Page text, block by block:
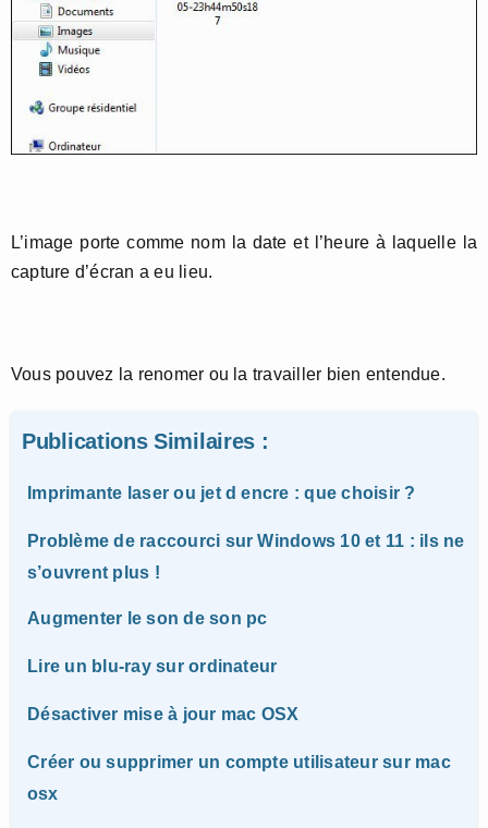
L’image porte comme nom la date et l’heure à laquelle la
capture d’écran a eu lieu.
Vous pouvez la renomer ou la travailler bien entendue.
Publications Similaires :
Imprimante laser ou jet d encre : que choisir ?
Problème de raccourci sur Windows 10 et 11 : ils ne
s’ouvrent plus !
Augmenter le son de son pc
Lire un blu-ray sur ordinateur
Désactiver mise à jour mac OSX
Créer ou supprimer un compte utilisateur sur mac
osx